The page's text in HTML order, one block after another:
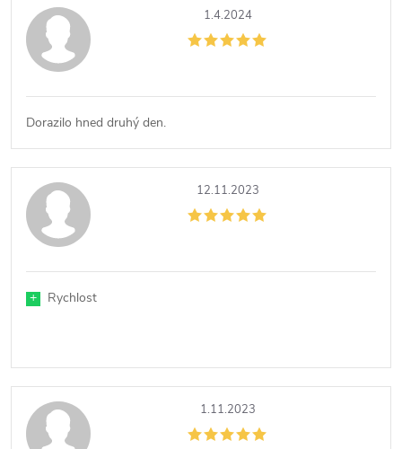
1.4.2024
Dorazilo hned druhý den.
12.11.2023
+ Rychlost
1.11.2023